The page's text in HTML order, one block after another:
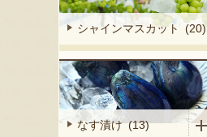
シャインマスカット (20)
なす漬け (13)